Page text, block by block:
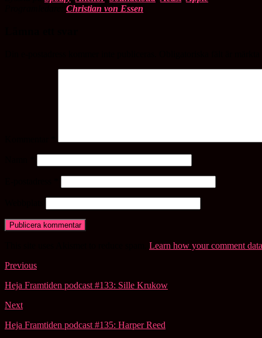
Christian von Essen
Learn how your comment
Post
navigation
Previous
Heja Framtiden podcast #133: Sille Krukow
Next
Heja Framtiden podcast #135: Harper Reed